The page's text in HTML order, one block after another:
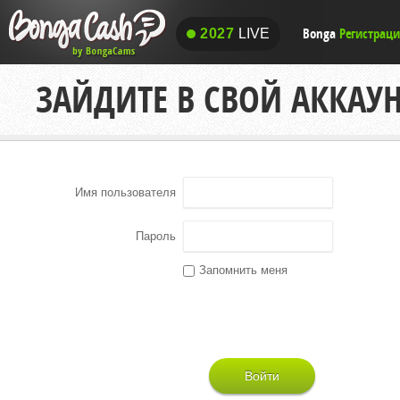
2027 LIVE
2027 LIVE Bonga
ЗАЙДИТЕ В СВОЙ
Имя пользователя
Пароль
Запомнить меня
Войти